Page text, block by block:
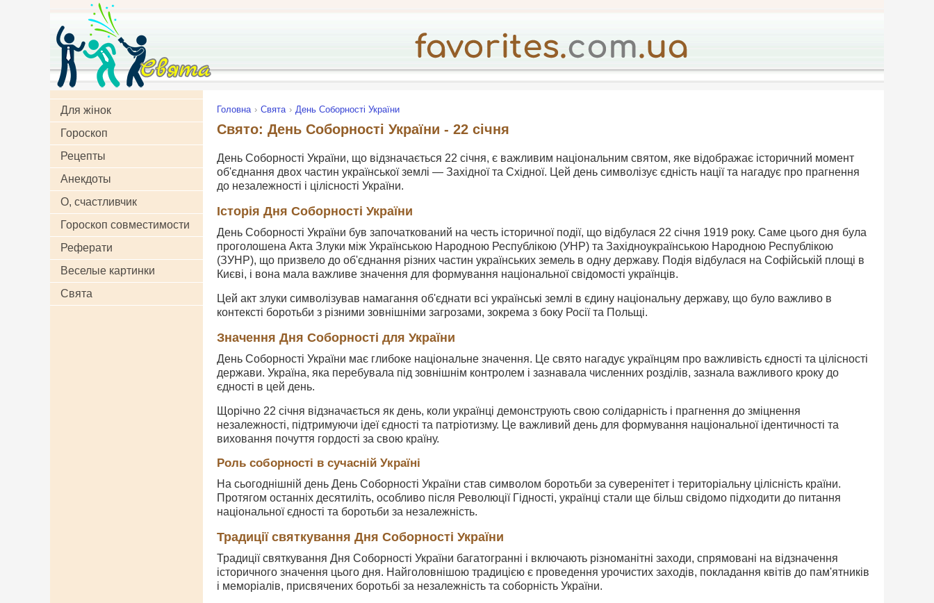
Для жінок
Гороскоп
Рецепты
Анекдоты
О, счастливчик
Гороскоп совместимости
Реферати
Веселые картинки
Свята
Головна Свята День Соборності України
Свято: День Соборності України - 22 січня
День Соборності України, що відзначається 22 січня, є важливим національним святом, яке відображає історичний момент
об'єднання двох частин української землі — Західної та Східної. Цей день символізує єдність нації та нагадує про прагнення
до незалежності і цілісності України.
Історія Дня Соборності України
День Соборності України був започаткований на честь історичної події, що відбулася 22 січня 1919 року. Саме цього дня була
проголошена Акта Злуки між Українською Народною Республікою (УНР) та Західноукраїнською Народною Республікою
(ЗУНР), що призвело до об'єднання різних частин українських земель в одну державу. Подія відбулася на Софійській площі в
Києві, і вона мала важливе значення для формування національної свідомості українців.
Цей акт злуки символізував намагання об'єднати всі українські землі в єдину національну державу, що було важливо в
контексті боротьби з різними зовнішніми загрозами, зокрема з боку Росії та Польщі.
Значення Дня Соборності для України
День Соборності України має глибоке національне значення. Це свято нагадує українцям про важливість єдності та цілісності
держави. Україна, яка перебувала під зовнішнім контролем і зазнавала численних розділів, зазнала важливого кроку до
єдності в цей день.
Щорічно 22 січня відзначається як день, коли українці демонструють свою солідарність і прагнення до зміцнення
незалежності, підтримуючи ідеї єдності та патріотизму. Це важливий день для формування національної ідентичності та
виховання почуття гордості за свою країну.
Роль соборності в сучасній Україні
На сьогоднішній день День Соборності України став символом боротьби за суверенітет і територіальну цілісність країни.
Протягом останніх десятиліть, особливо після Революції Гідності, українці стали ще більш свідомо підходити до питання
національної єдності та боротьби за незалежність.
Традиції святкування Дня Соборності України
Традиції святкування Дня Соборності України багатогранні і включають різноманітні заходи, спрямовані на відзначення
історичного значення цього дня. Найголовнішою традицією є проведення урочистих заходів, покладання квітів до пам'ятників
і меморіалів, присвячених боротьбі за незалежність та соборність України.